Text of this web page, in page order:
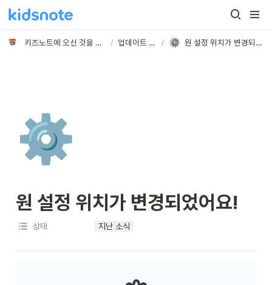
키즈노트에 오신 것을 환영합니다 / 업데이트 노트 / 원 설정 위치가 변경되었어요!
⚙️
원 설정 위치가 변경되었어요!
상태 지난 소식